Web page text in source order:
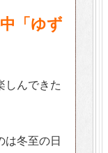
「ゆず
しんできた
は冬至の日